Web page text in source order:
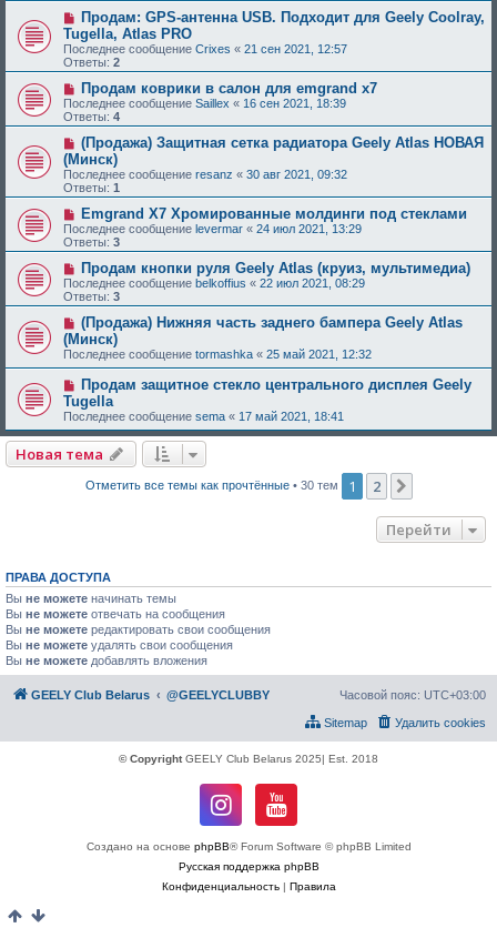
Продам: GPS-антенна USB. Подходит для Geely Coolray,
Tugella, Atlas PRO
Последнее сообщение Crixes « 21 сен 2021, 12:57
Ответы: 2
Продам коврики в салон для emgrand x7
Последнее сообщение Saillex « 16 сен 2021, 18:39
Ответы: 4
(Продажа) Защитная сетка радиатора Geely Atlas НОВАЯ
(Минск)
Последнее сообщение resanz « 30 авг 2021, 09:32
Ответы: 1
Emgrand X7 Хромированные молдинги под стеклами
Последнее сообщение levermar « 24 июл 2021, 13:29
Ответы: 3
Продам кнопки руля Geely Atlas (круиз, мультимедиа)
Последнее сообщение belkoffius « 22 июл 2021, 08:29
Ответы: 3
(Продажа) Нижняя часть заднего бампера Geely Atlas
(Минск)
Последнее сообщение tormashka « 25 май 2021, 12:32
Продам защитное стекло центрального дисплея Geely
Tugella
Последнее сообщение sema « 17 май 2021, 18:41
Новая тема
Отметить все темы как прочтённые• 30 тем 1 2
Перейти
ПРАВА ДОСТУПА
Вы не можете начинать темы
Вы не можете отвечать на сообщения
Вы не можете редактировать свои сообщения
Вы не можете удалять свои сообщения
Вы не можете добавлять вложения
GEELY Club Belarus @GEELYCLUBBY Часовой пояс: UTC+03:00
Удалить cookies
Sitemap
© CopyrightGEELY Club Belarus 2025| Est. 2018
Создано на основе phpBB® Forum Software © phpBB Limited
Русская поддержка phpBB
Конфиденциальность| Правила